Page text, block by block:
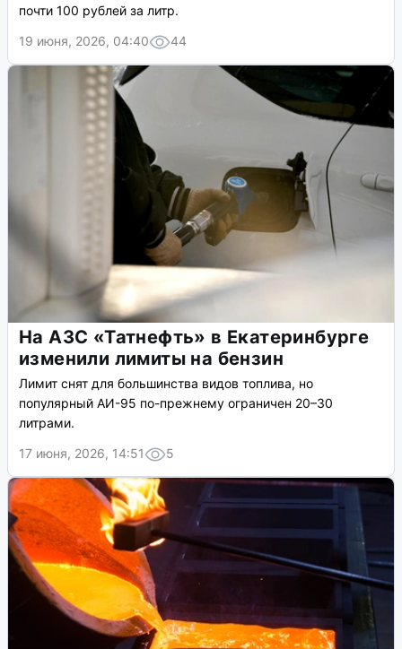
почти 100 рублей за литр.
19 июня, 2026, 04:40
44
На АЗС «Татнефть» в Екатеринбурге
изменили лимиты на бензин
Лимит снят для большинства видов топлива, но
популярный АИ-95 по-прежнему ограничен 20–30
литрами.
17 июня, 2026, 14:51
5